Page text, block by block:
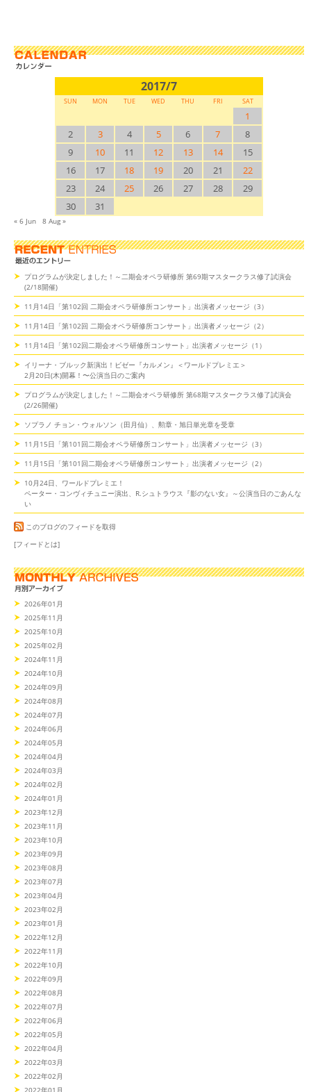
2017/7
SUN MON TUE WED THU FRI SAT
1
2
3 4 5 6 7
8
9
10 11 12 13 14
15
16
17 18 19 20 21
22
23
24 25 26 27 28
29
30
31
« 6 Jun 8 Aug »
プログラムが決定しました！～二期会オペラ研修所 第69期マスタークラス修了試演会
(2/18開催)
11月14日「第102回 二期会オペラ研修所コンサート」出演者メッセージ（3）
11月14日「第102回 二期会オペラ研修所コンサート」出演者メッセージ（2）
11月14日「第102回二期会オペラ研修所コンサート」出演者メッセージ（1）
イリーナ・ブルック新演出！ビゼー『カルメン』＜ワールドプレミエ＞
2月20日(木)開幕！〜公演当日のご案内
プログラムが決定しました！～二期会オペラ研修所 第68期マスタークラス修了試演会
(2/26開催)
ソプラノ チョン・ウォルソン（田月仙）、勲章・旭日単光章を受章
11月15日「第101回二期会オペラ研修所コンサート」出演者メッセージ（3）
11月15日「第101回二期会オペラ研修所コンサート」出演者メッセージ（2）
10月24日、ワールドプレミエ！
ペーター・コンヴィチュニー演出、R.シュトラウス『影のない女』～公演当日のごあんな
い
このブログのフィードを取得
[フィードとは]
2026年01月
2025年11月
2025年10月
2025年02月
2024年11月
2024年10月
2024年09月
2024年08月
2024年07月
2024年06月
2024年05月
2024年04月
2024年03月
2024年02月
2024年01月
2023年12月
2023年11月
2023年10月
2023年09月
2023年08月
2023年07月
2023年04月
2023年02月
2023年01月
2022年12月
2022年11月
2022年10月
2022年09月
2022年08月
2022年07月
2022年06月
2022年05月
2022年04月
2022年03月
2022年02月
2022年01月